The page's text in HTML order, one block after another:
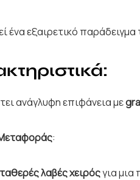
ένα εξαιρετικό
ανάγλυφη επιφάνεια με
:
λαβές χειρόςγια μια